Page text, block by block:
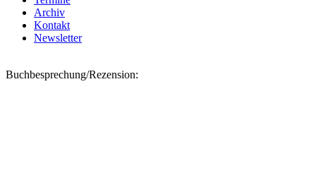
Archiv
Kontakt
Newsletter
Buchbesprechung/Rezension: